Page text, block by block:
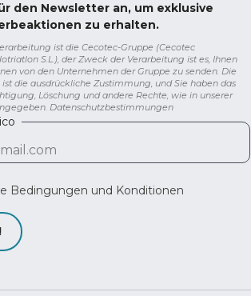
den Newsletter an, um exklusive
zu erhalten.
ist die Cecotec-Gruppe (Cecotec
S.L.), der Zweck der Verarbeitung ist es, Ihnen
von den Unternehmen der Gruppe zu senden. Die
die ausdrückliche Zustimmung, und Sie haben das
Löschung und andere Rechte, wie in unserer
Datenschutzbestimmungen
Bedingungen und Konditionen